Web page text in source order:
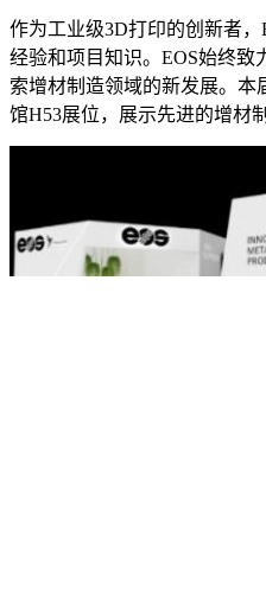
作为工业级3D打印的创新者
经验和项目知识。EOS始终致
索增材制造领域的新发展。本
馆H53展位，展示先进的增材